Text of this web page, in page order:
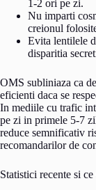
1-2 ori pe zi.
Nu imparti
creionul
Evita lentilele
disparitia
OMS subliniaza ca
eficienti daca se
In mediile cu trafic
pe zi in primele 5-7
reduce semnificativ
recomandarilor de
Statistici recente si